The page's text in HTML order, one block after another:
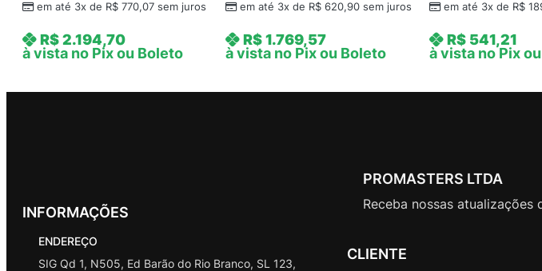
em até 3x de R$ 770,07 sem juros
R$2.194,70
à vista no Pix ou Boleto
em até 3x de R$ 620,90 sem juros
R$1.769,57
à vista no Pix ou Boleto
em até 3x de R$
R$541,21
à vista no Pix
INFORMAÇÕES
ENDEREÇO
SIG Qd 1, N505, Ed Barão do Rio Branco, SL 123,
PROMASTERS LTDA
Receba nossas atualizações
CLIENTE